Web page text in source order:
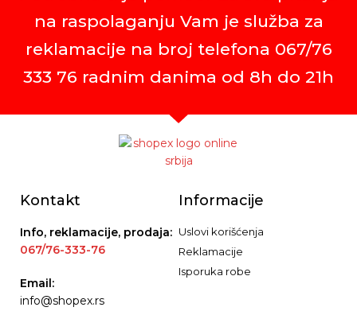
na raspolaganju Vam je služba za
reklamacije na broj telefona 067/76
333 76 radnim danima od 8h do 21h
Kontakt
Info, reklamacije, prodaja:
067/76-333-76
Email:
info@shopex.rs
Informacije
Uslovi korišćenja
Reklamacije
Isporuka robe